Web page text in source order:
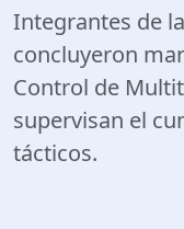
Integrantes de
concluyeron
Control de
supervisan el
tácticos.